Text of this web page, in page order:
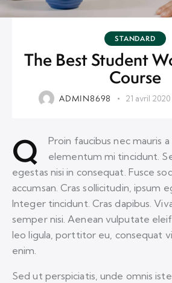
STANDARD
The Best Student
Course
ADMIN8698 21 avril 2020
Q
Proin faucibus nec mauris
elementum mi tincidunt.
egestas nisi in consequat. Fusce
accumsan. Cras sollicitudin, ipsum
Integer tincidunt. Cras dapibus.
semper nisi. Aenean vulputate
leo ligula, porttitor eu, consequat
enim.
Sed ut perspiciatis, unde omnis